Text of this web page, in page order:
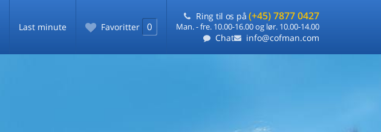
Last minute Favoritter 0
Ring til os på (+45) 7877 0427
Man. - fre. 10.00-16.00 og lør. 10.00-14.00
Chat info@cofman.com